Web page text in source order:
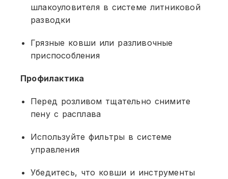
шлакоуловителя в системе литниковой
разводки
Грязные ковши или разливочные
приспособления
Профилактика
Перед розливом тщательно снимите
пену с расплава
Используйте фильтры в системе
управления
Убедитесь, что ковши и инструменты